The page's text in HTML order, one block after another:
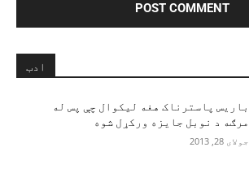
ادب
باريس پاسترناک هغه ليکوال چې پس له
مرګه د نوبل جايزه ورکړل شوه
جولای 28, 2013